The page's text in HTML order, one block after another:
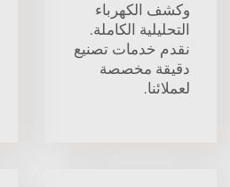
وكشف الكهرباء
التحليلية الكاملة.
نقدم خدمات تصنيع
دقيقة مخصصة
لعملائنا.